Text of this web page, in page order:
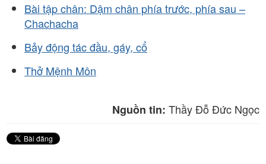
Bài tập chân: Dậm chân phía trước, phía sau –
Chachacha
Bảy động tác đầu, gáy, cổ
Thở Mệnh Môn
Nguồn tin: Thầy Đỗ Đức Ngọc